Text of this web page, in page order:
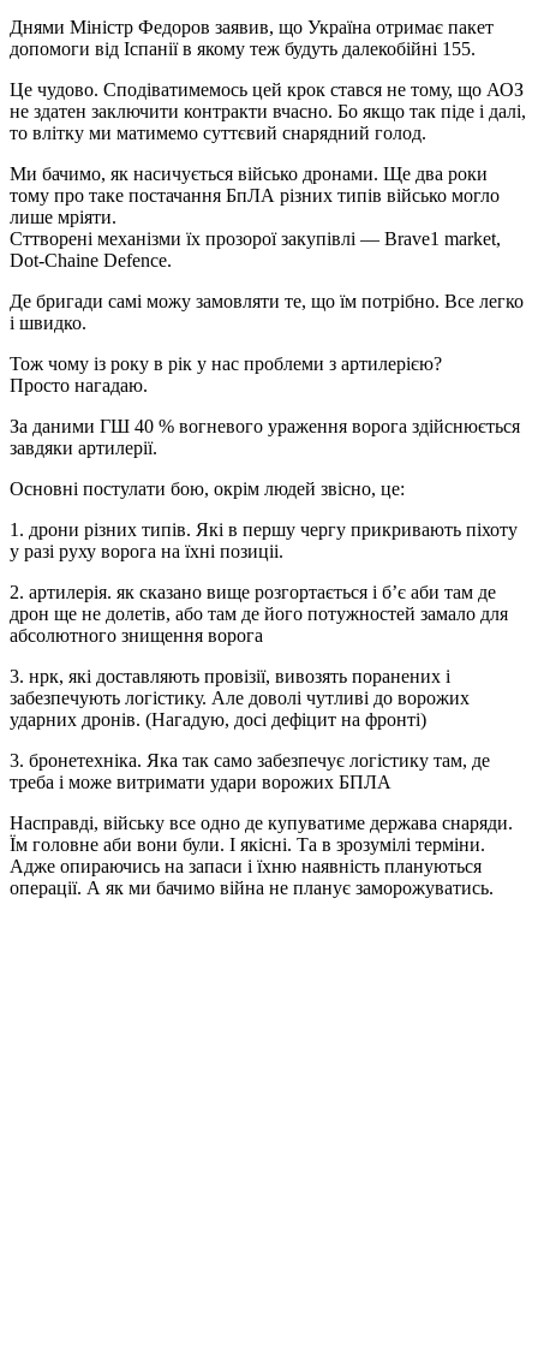
Днями Міністр Федоров заявив, що Україна отримає пакет
допомоги від Іспанії в якому теж будуть далекобійні 155.
Це чудово. Сподіватимемось цей крок стався не тому, що АОЗ
не здатен заключити контракти вчасно. Бо якщо так піде і далі,
то влітку ми матимемо суттєвий снарядний голод.
Ми бачимо, як насичується військо дронами. Ще два роки
тому про таке постачання БпЛА різних типів військо могло
лише мріяти.
Сттворені механізми їх прозорої закупівлі — Brave1 market,
Dot-Chaine Defence.
Де бригади самі можу замовляти те, що їм потрібно. Все легко
і швидко.
Тож чому із року в рік у нас проблеми з артилерією?
Просто нагадаю.
За даними ГШ 40 % вогневого ураження ворога здійснюється
завдяки артилерії.
Основні постулати бою, окрім людей звісно, це:
1. дрони різних типів. Які в першу чергу прикривають піхоту
у разі руху ворога на їхні позиціі.
2. артилерія. як сказано вище розгортається і бʼє аби там де
дрон ще не долетів, або там де його потужностей замало для
абсолютного знищення ворога
3. нрк, які доставляють провізії, вивозять поранених і
забезпечують логістику. Але доволі чутливі до ворожих
ударних дронів. (Нагадую, досі дефіцит на фронті)
3. бронетехніка. Яка так само забезпечує логістику там, де
треба і може витримати удари ворожих БПЛА
Насправді, війську все одно де купуватиме держава снаряди.
Їм головне аби вони були. І якісні. Та в зрозумілі терміни.
Адже опираючись на запаси і їхню наявність плануються
операції. А як ми бачимо війна не планує заморожуватись.